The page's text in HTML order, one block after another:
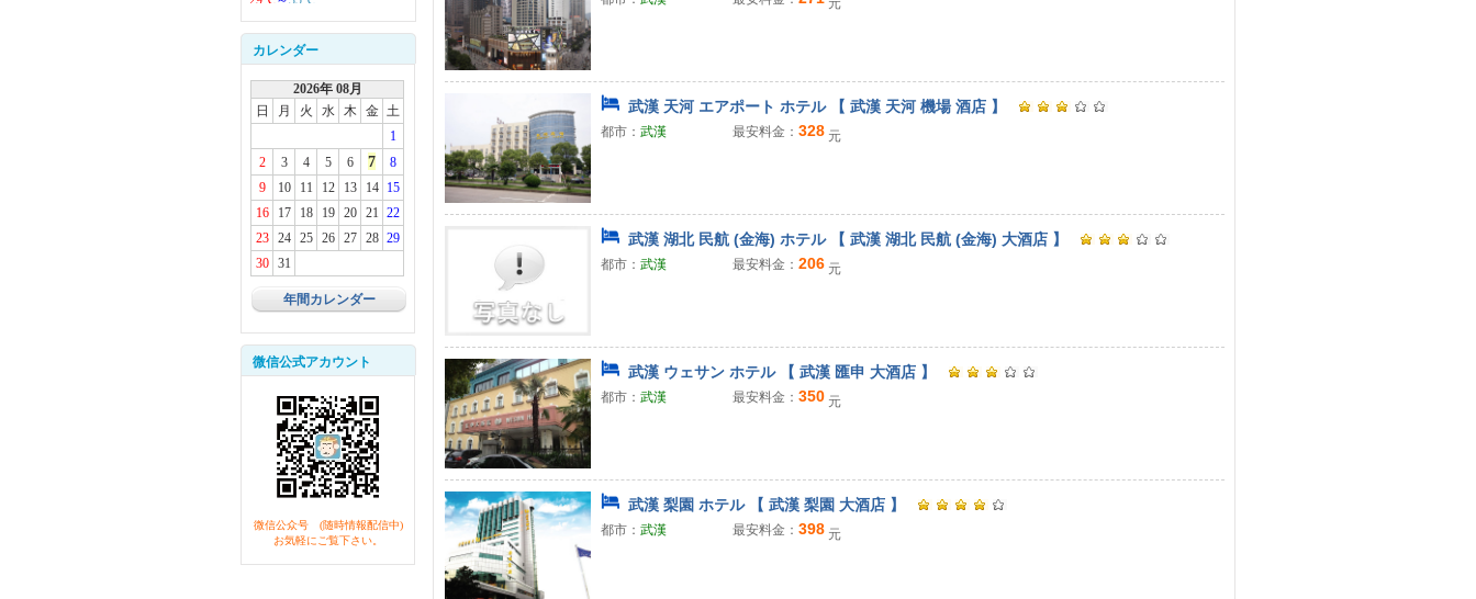
カレンダー
2026年 08月
日
月 火 水 木 金 土
1
2
3 4 5 6 7
8
9
10 11 12 13 14
15
16
17 18 19 20 21 22
23
24 25 26 27 28 29
30
31
年間カレンダー
微信公式アカウント
微信公众号 (随時情報配信中)
お気軽にご覧下さい。
元
武漢 天河 エアポート ホテル 【 武漢 天河 機場 酒店 】
都市： 武漢 最安料金： 328 元
武漢 湖北 民航 (金海) ホテル 【 武漢 湖北 民航 (金海) 大酒店 】
都市： 武漢 最安料金： 206 元
武漢 ウェサン ホテル 【 武漢 匯申 大酒店 】
都市： 武漢 最安料金： 350 元
武漢 梨園 ホテル 【 武漢 梨園 大酒店 】
都市： 武漢 最安料金： 398 元